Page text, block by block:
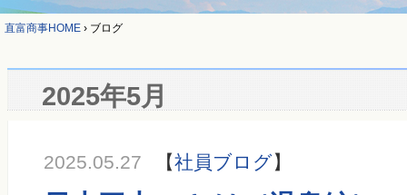
直富商事HOME › ブログ
2025年5月
2025.05.27 【社員ブログ】